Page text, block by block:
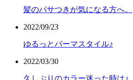
髪のパサつきが気になる方へ。
2022/09/23
ゆるっとパーマスタイル♪
2022/03/30
久しぶりのカラー迷った時は♪